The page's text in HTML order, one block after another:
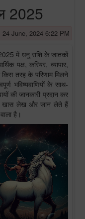
2025
24 June, 2024 6:22 PM
में धनु राशि के जातकों
पक्ष, करियर, व्यापार,
तरह के परिणाम मिलने
भविष्यवाणियों के साथ-
की जानकारी प्रदान कर
खास लेख और जान लेते हैं
है।